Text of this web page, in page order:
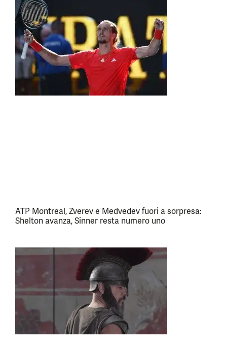
ATP Montreal, Zverev e Medvedev fuori a sorpresa:
Shelton avanza, Sinner resta numero uno